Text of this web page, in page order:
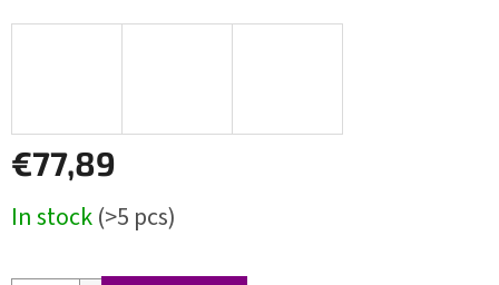
€77,89
price:
In stock(>5 pcs)